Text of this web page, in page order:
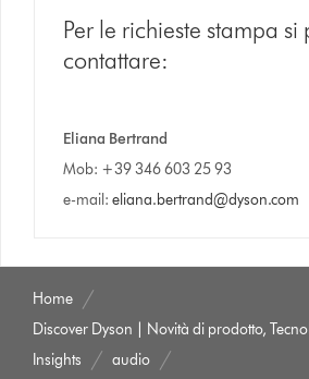
Per le richieste stampa
contattare:
Eliana Bertrand
Mob: +39 346 603 25 93
e-mail: eliana.bertrand@dyson.com
Home
Discover Dyson | Novità di prodotto,
Insights
audio